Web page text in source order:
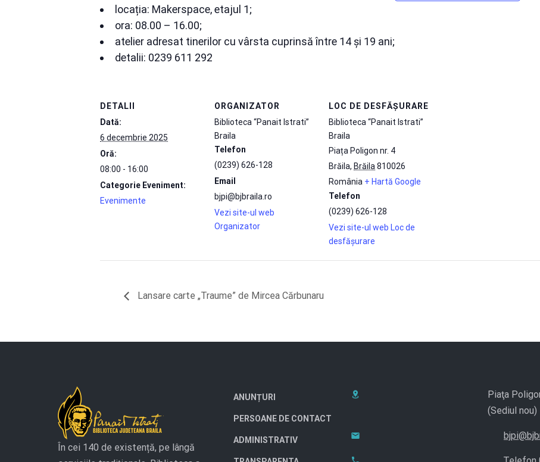
locația: Makerspace, etajul 1;
ora: 08.00 – 16.00;
atelier adresat tinerilor cu vârsta cuprinsă între 14 și 19 ani;
detalii: 0239 611 292
DETALII
Dată:
6 decembrie 2025
Oră:
08:00 - 16:00
Categorie Eveniment:
Evenimente
ORGANIZATOR
Biblioteca “Panait Istrati”
Braila
Telefon
(0239) 626-128
Email
bjpi@bjbraila.ro
Vezi site-ul web
Organizator
LOC DE DESFĂȘURARE
Biblioteca “Panait Istrati”
Braila
Piața Poligon nr. 4
Brăila, Brăila 810026
România + Hartă Google
Telefon
(0239) 626-128
Vezi site-ul web Loc de
desfășurare
Lansare carte „Traume” de Mircea Cărbunaru
În cei 140 de existență, pe lângă
ANUNȚURI
PERSOANE DE CONTACT
ADMINISTRATIV
Piaţa
(Sediul nou)